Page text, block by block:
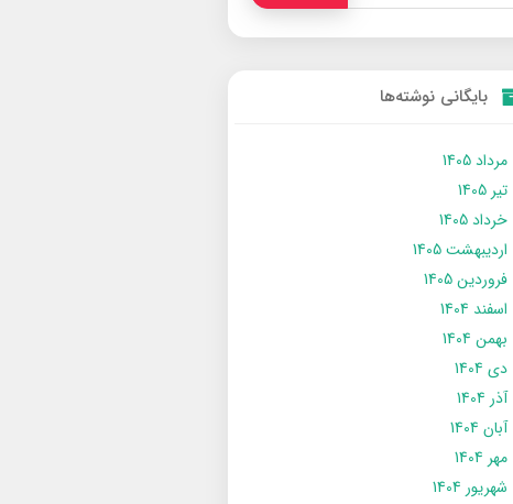
بایگانی نوشته‌ها
مرداد 1405
تير 1405
خرداد 1405
ارديبهشت 1405
فروردین 1405
اسفند 1404
بهمن 1404
دی 1404
آذر 1404
آبان 1404
مهر 1404
شهریور 1404